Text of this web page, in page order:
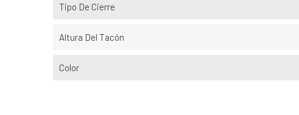
Tipo De Cierre
Altura Del Tacón
Color